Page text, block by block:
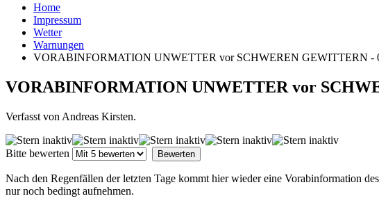
Home
Impressum
Wetter
Warnungen
VORABINFORMATION UNWETTER vor SCHWEREN GEWITTERN -
VORABINFORMATION UNWETTER vor
Verfasst von Andreas Kirsten.
Bitte bewerten
Nach den Regenfällen der letzten Tage kommt hier wieder eine Vorabinformation
nur noch bedingt aufnehmen.